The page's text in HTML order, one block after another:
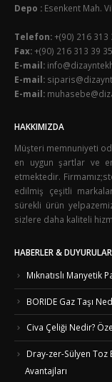
Depo : Esenkent Mah.
Telefon:+(90) 216 313
Fax:+(90) 216 313 39 35
E-mail:
E-mail:
E-mail:
HAKKIMIZDA
Müşteri memnuniyeti
en uygun şartlar ve
etmektedir.
edilmiş çeşitli
sürekli ürün
sizlere daha kaliteli
HABERLER & DUYURULAR
Mıknatıslı Manyetik
BORIDE Gaz Taşı
Civa Çeliği Nedir?
Dray-zer-Sülyen Toz
Avantajları